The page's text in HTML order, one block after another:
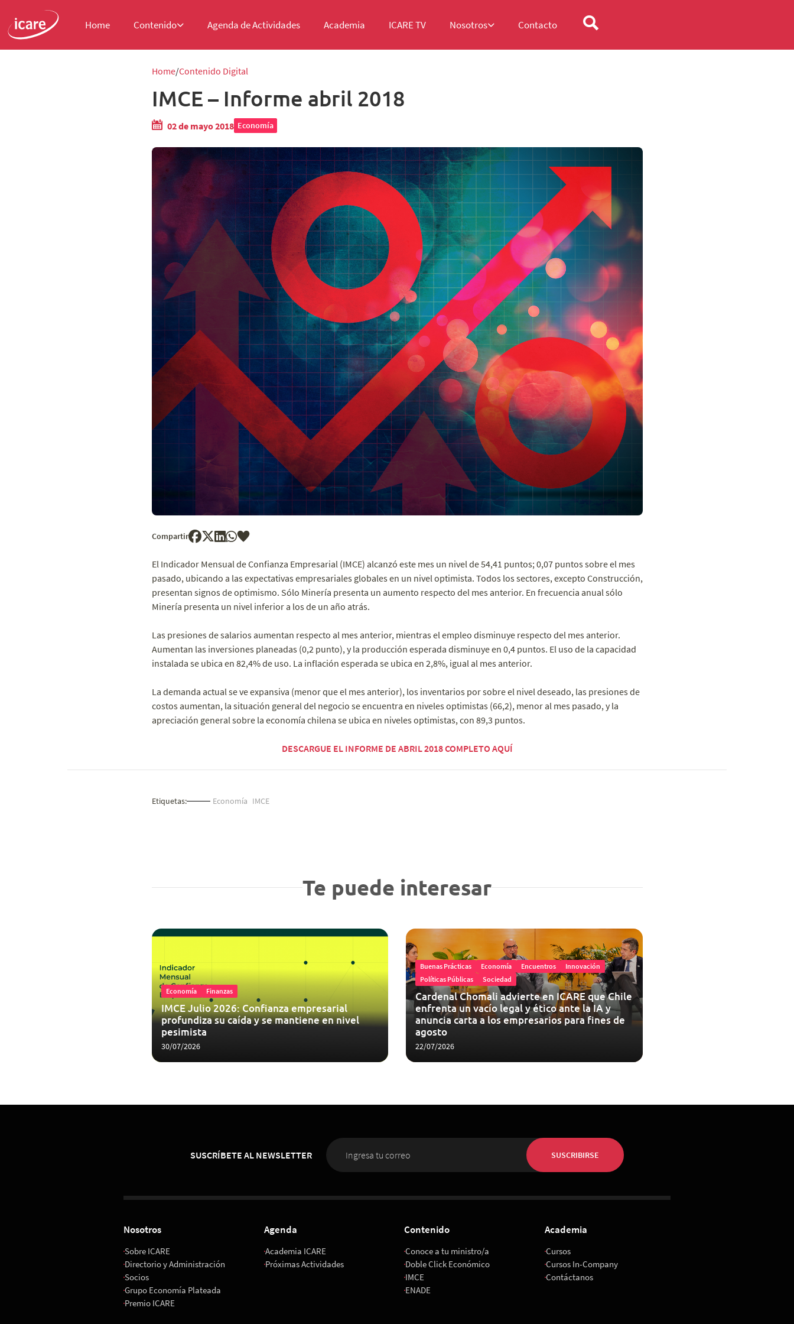
Home Contenido Agenda de Actividades Academia ICARE TV Nosotros Contacto
Home Contenido Digital
IMCE – Informe abril 2018
02 de mayo 2018 Economía
Compartir
El Indicador Mensual de Confianza Empresarial (IMCE) alcanzó este mes un nivel de 54,41 puntos; 0,07 puntos sobre el mes
pasado, ubicando a las expectativas empresariales globales en un nivel optimista. Todos los sectores, excepto Construcción,
presentan signos de optimismo. Sólo Minería presenta un aumento respecto del mes anterior. En frecuencia anual sólo
Minería presenta un nivel inferior a los de un año atrás.
Las presiones de salarios aumentan respecto al mes anterior, mientras el empleo disminuye respecto del mes anterior.
Aumentan las inversiones planeadas (0,2 punto), y la producción esperada disminuye en 0,4 puntos. El uso de la capacidad
instalada se ubica en 82,4% de uso. La inflación esperada se ubica en 2,8%, igual al mes anterior.
La demanda actual se ve expansiva (menor que el mes anterior), los inventarios por sobre el nivel deseado, las presiones de
costos aumentan, la situación general del negocio se encuentra en niveles optimistas (66,2), menor al mes pasado, y la
apreciación general sobre la economía chilena se ubica en niveles optimistas, con 89,3 puntos.
DESCARGUE EL INFORME DE ABRIL 2018 COMPLETO AQUÍ
Etiquetas: Economía IMCE
Te puede interesar
Economía Finanzas
IMCE Julio 2026: Confianza empresarial
profundiza su caída y se mantiene en nivel
pesimista
30/07/2026
Buenas Prácticas Economía Encuentros
Innovación
Políticas Públicas
Sociedad
Cardenal Chomali advierte en ICARE que Chile
enfrenta un vacío legal y ético ante la IA y
anuncia carta a los empresarios para fines de
agosto
22/07/2026
SUSCRÍBETE AL NEWSLETTER SUSCRIBIRSE
Nosotros
Sobre ICARE
Directorio y Administración
Socios
Grupo Economía Plateada
Premio ICARE
Agenda
Academia ICARE
Próximas Actividades
Contenido
Conoce a tu ministro/a
Doble Click Económico
IMCE
ENADE
Academia
Cursos
Cursos In-Company
Contáctanos